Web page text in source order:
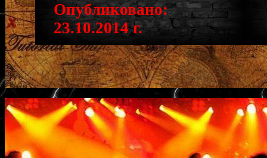
Опубликовано:
23.10.2014 г.